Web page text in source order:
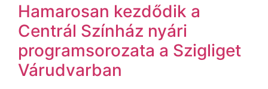
Hamarosan kezdődik a
Centrál Színház nyári
programsorozata a Szigliget
Várudvarban